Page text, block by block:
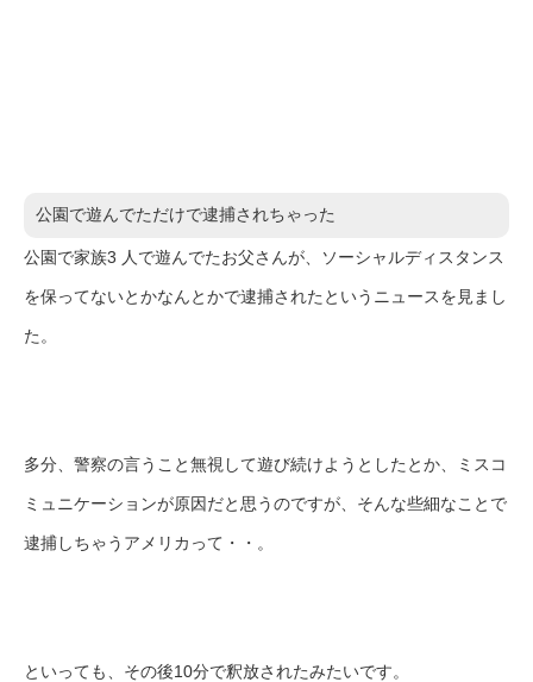
公園で遊んでただけで逮捕されちゃった
公園で家族3 人で遊んでたお父さんが、ソーシャルディスタンス
を保ってないとかなんとかで逮捕されたというニュースを見まし
た。
多分、警察の言うこと無視して遊び続けようとしたとか、ミスコ
ミュニケーションが原因だと思うのですが、そんな些細なことで
逮捕しちゃうアメリカって・・。
といっても、その後10分で釈放されたみたいです。